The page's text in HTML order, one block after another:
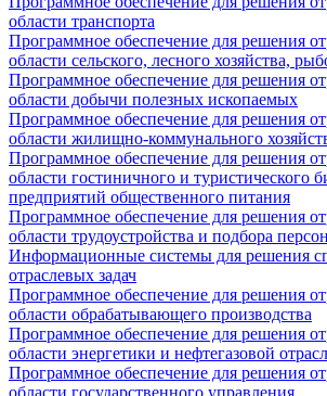
области транспорта
Программное обеспечение для решения
области сельского, лесного хозяйства,
Программное обеспечение для решения
области добычи полезных ископаемых
Программное обеспечение для решения
области жилищно-коммунального
Программное обеспечение для решения
области гостиничного и туристического
предприятий общественного питания
Программное обеспечение для решения
области трудоустройства и подбора
Информационные системы для решения
отраслевых задач
Программное обеспечение для решения
области обрабатывающего производства
Программное обеспечение для решения
области энергетики и нефтегазовой
Программное обеспечение для решения
области государственного управления